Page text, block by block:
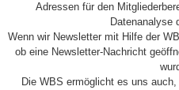
Adressen für den
Datenanalyse
Wenn wir Newsletter mit Hilfe der
ob eine Newsletter-Nachricht
Die WBS ermöglicht es uns